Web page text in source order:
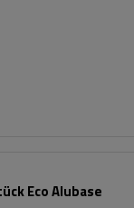
Eco Alubase